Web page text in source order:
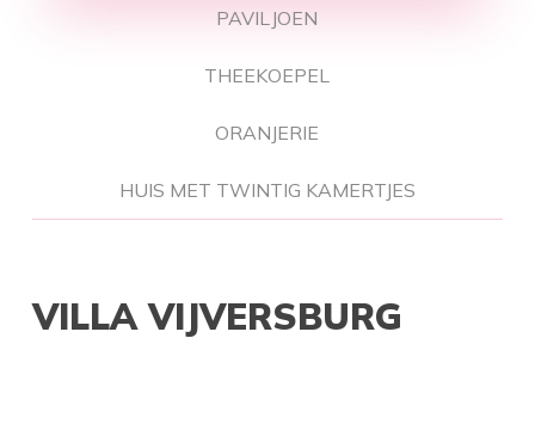
PAVILJOEN
THEEKOEPEL
ORANJERIE
HUIS MET TWINTIG KAMERTJES
VILLA VIJVERSBURG